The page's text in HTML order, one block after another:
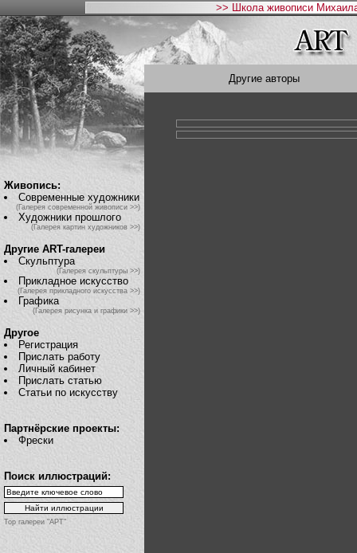
>> Школа живописи
Живопись:
Современные художники
(Галерея современной живописи >>)
Художники прошлого
(Галерея картин художников >>)
Другие ART-галереи
Скульптура
(Галерея скульптуры >>)
Прикладное искусство
(Галерея прикладного искусства >>)
Графика
(Галерея рисунка и графики >>)
Другое
Регистрация
Прислать работу
Личный кабинет
Прислать статью
Статьи по искусству
Партнёрские проекты:
Фрески
Поиск иллюстраций:
Top галереи "АРТ"
Другие авторы